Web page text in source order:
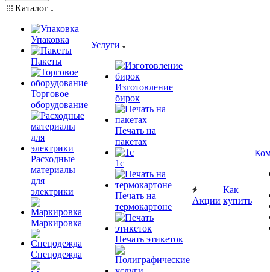
Каталог
Упаковка
Пакеты
Торговое
оборудование
Расходные
материалы
для
электрики
Маркировка
Спецодежда
Услуги
Изготовление
бирок
Печать на
пакетах
1c
Печать на
термокартоне
Печать этикеток
Акции
Как
купить